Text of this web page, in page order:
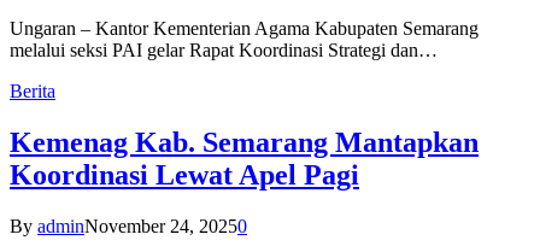
Ungaran – Kantor Kementerian Agama Kabupaten Semarang
melalui seksi PAI gelar Rapat Koordinasi Strategi dan…
Berita
Kemenag Kab. Semarang Mantapkan
Koordinasi Lewat Apel Pagi
By adminNovember 24, 20250